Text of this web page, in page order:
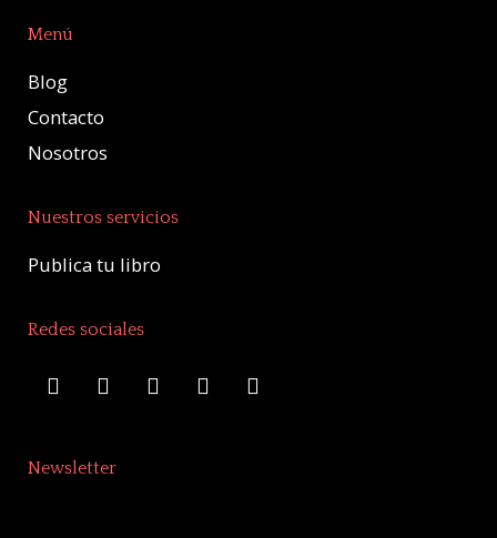
Menú
Blog
Contacto
Nosotros
Nuestros servicios
Publica tu libro
Redes sociales
Newsletter